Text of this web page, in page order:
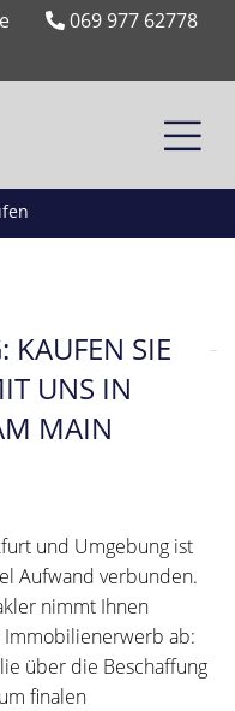
069 977 62778
KAUFEN SIE
UNS IN
MAIN
und Umgebung ist
Aufwand verbunden.
nimmt Ihnen
ab:
über die Beschaffung
finalen